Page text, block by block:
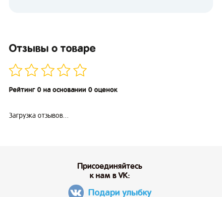
Отзывы о товаре
Рейтинг 0 на основании 0 оценок
Загрузка отзывов...
Присоединяйтесь
к нам в VK:
Подари улыбку